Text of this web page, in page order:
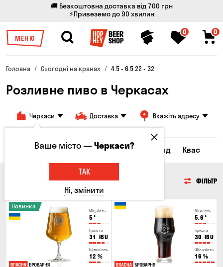
🚚 Безкоштовна доставка від 700 грн
⚡Привеземо до 90 хвилин
МЕНЮ
0 0
Головна Сьогодні на кранах 4.5 - 6.5 22 - 32
Розливне пиво в Черкасах
Черкаси Доставка Вкажіть адресу
Всі товари Пиво Сидр Лимонад Квас
ФІЛЬТР
Міцність
5 °
Гіркота
31 IBU
Щільність
12 %
Новинка
Міцність
5.6 °
Гіркота
30 IBU
Щільність
16 %
Ваше місто —Черкаси?
ТАК
Ні, змінити